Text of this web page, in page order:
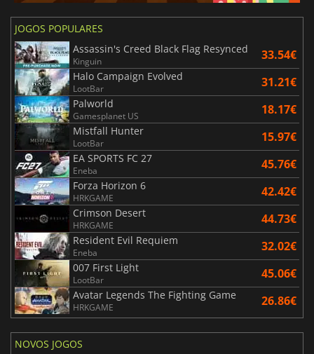
JOGOS POPULARES
Assassin's Creed Black Flag Resynced
Kinguin 33.54€
Halo Campaign Evolved
LootBar 31.21€
Palworld
Gamesplanet US 18.17€
Mistfall Hunter
LootBar 15.97€
EA SPORTS FC 27
Eneba 45.76€
Forza Horizon 6
HRKGAME 42.42€
Crimson Desert
HRKGAME 44.73€
Resident Evil Requiem
Eneba 32.02€
007 First Light
LootBar 45.06€
Avatar Legends The Fighting Game
HRKGAME 26.86€
NOVOS JOGOS